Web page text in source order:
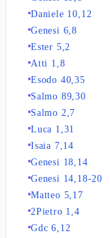
Daniele 10,12
Genesi 6,8
Ester 5,2
Atti 1,8
Esodo 40,35
Salmo 89,30
Salmo 2,7
Luca 1,31
Isaia 7,14
Genesi 18,14
Genesi 14,18-20
Matteo 5,17
2Pietro 1,4
Gdc 6,12